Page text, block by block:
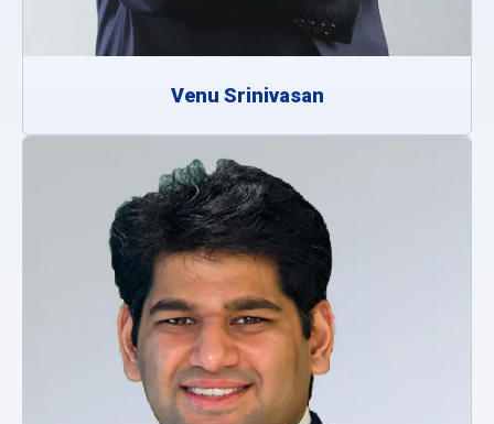
Venu Srinivasan